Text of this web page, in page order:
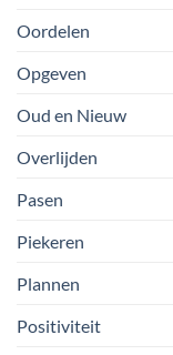
Oordelen
Opgeven
Oud en Nieuw
Overlijden
Pasen
Piekeren
Plannen
Positiviteit